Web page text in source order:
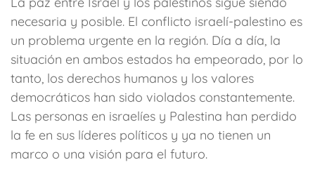
necesaria y posible. El conflicto israelí-palestino es
un problema urgente en la región. Día a día, la
situación en ambos estados ha empeorado, por lo
tanto, los derechos humanos y los valores
democráticos han sido violados constantemente.
Las personas en israelíes y Palestina han perdido
la fe en sus líderes políticos y ya no tienen un
marco o una visión para el futuro.